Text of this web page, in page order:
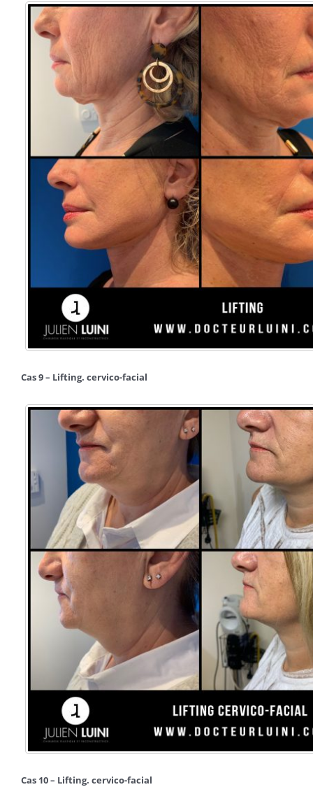
Cas 9 – Lifting. cervico-facial
Cas 10 – Lifting. cervico-facial